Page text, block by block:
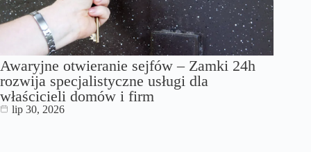
Awaryjne otwieranie sejfów – Zamki 24h
rozwija specjalistyczne usługi dla
właścicieli domów i firm
lip 30, 2026